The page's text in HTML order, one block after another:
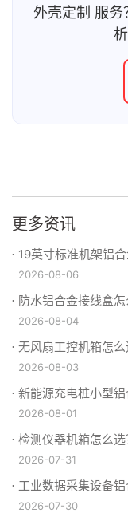
外壳定制 服
更多资讯
19英寸标准机架铝
2026-08-06
防水铝合金接线盒
2026-08-04
无风扇工控机箱怎
2026-08-03
新能源充电桩小型
2026-08-01
检测仪器机箱怎么
2026-07-31
工业数据采集设备
2026-07-30